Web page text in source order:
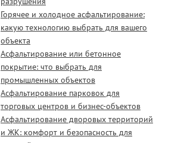
Горячее и холодное асфальтирование:
какую технологию выбрать для вашего
объекта
Асфальтирование или бетонное
покрытие: что выбрать для
промышленных объектов
Асфальтирование парковок для
торговых центров и бизнес-объектов
Асфальтирование дворовых территорий
и ЖК: комфорт и безопасность для